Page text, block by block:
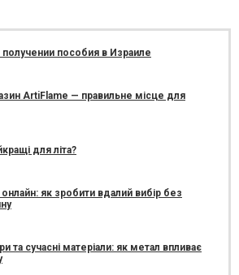
пособия в Израиле
ArtiFlame — правильне місце для
для літа?
як зробити вдалий вибір без
та сучасні матеріали: як метал впливає